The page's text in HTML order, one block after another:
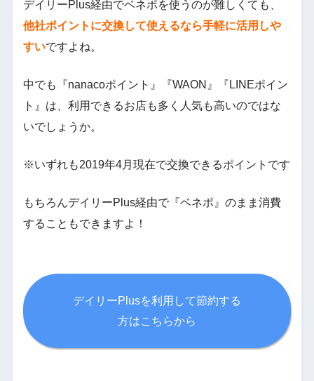
デイリーPlus経由でベネポを使うのが難しくても、
他社ポイントに交換して使えるなら手軽に活用しや
すいですよね。
中でも『nanacoポイント』『WAON』『LINEポイン
ト』は、利用できるお店も多く人気も高いのではな
いでしょうか。
※いずれも2019年4月現在で交換できるポイントです
もちろんデイリーPlus経由で『ベネポ』のまま消費
することもできますよ！
デイリーPlusを利用して節約する
方はこちらから